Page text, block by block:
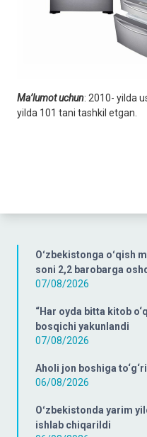
Oʻzbekistonga oʻqish
soni 2,2 barobarga
07/08/2026
“Har oyda bitta kitob
bosqichi yakunlandi
07/08/2026
Aholi jon boshiga
06/08/2026
Oʻzbekistonda yarim
ishlab chiqarildi
Ma’lumot uchun: 2010- yilda
yilda 101 tani tashkil etgan.